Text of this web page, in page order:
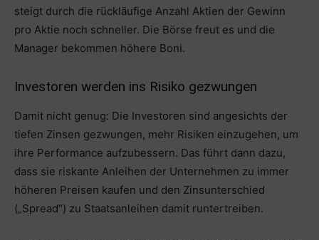
steigt durch die rückläufige Anzahl Aktien der Gewinn
pro Aktie noch schneller. Die Börse freut es und die
Manager bekommen höhere Boni.
Investoren werden ins Risiko gezwungen
Damit nicht genug: Die Investoren sind angesichts der
tiefen Zinsen gezwungen, mehr Risiken einzugehen, um
ihre Performance aufzubessern. Das führt dann dazu,
dass sie riskante Anleihen der Unternehmen zu immer
höheren Preisen kaufen und den Zinsunterschied
(„Spread“) zu Staatsanleihen damit runtertreiben.